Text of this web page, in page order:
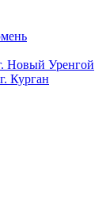
Новый Уренгой
Курган